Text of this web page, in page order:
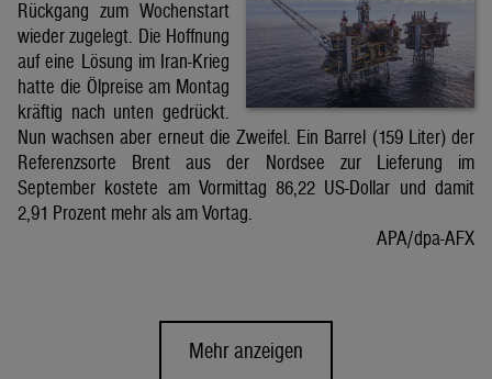
Rückgang zum Wochenstart
wieder zugelegt. Die Hoffnung
auf eine Lösung im Iran-Krieg
hatte die Ölpreise am Montag
kräftig nach unten gedrückt.
Nun wachsen aber erneut die Zweifel. Ein Barrel (159 Liter) der
Referenzsorte Brent aus der Nordsee zur Lieferung im
September kostete am Vormittag 86,22 US-Dollar und damit
2,91 Prozent mehr als am Vortag.
APA/dpa-AFX
Mehr anzeigen